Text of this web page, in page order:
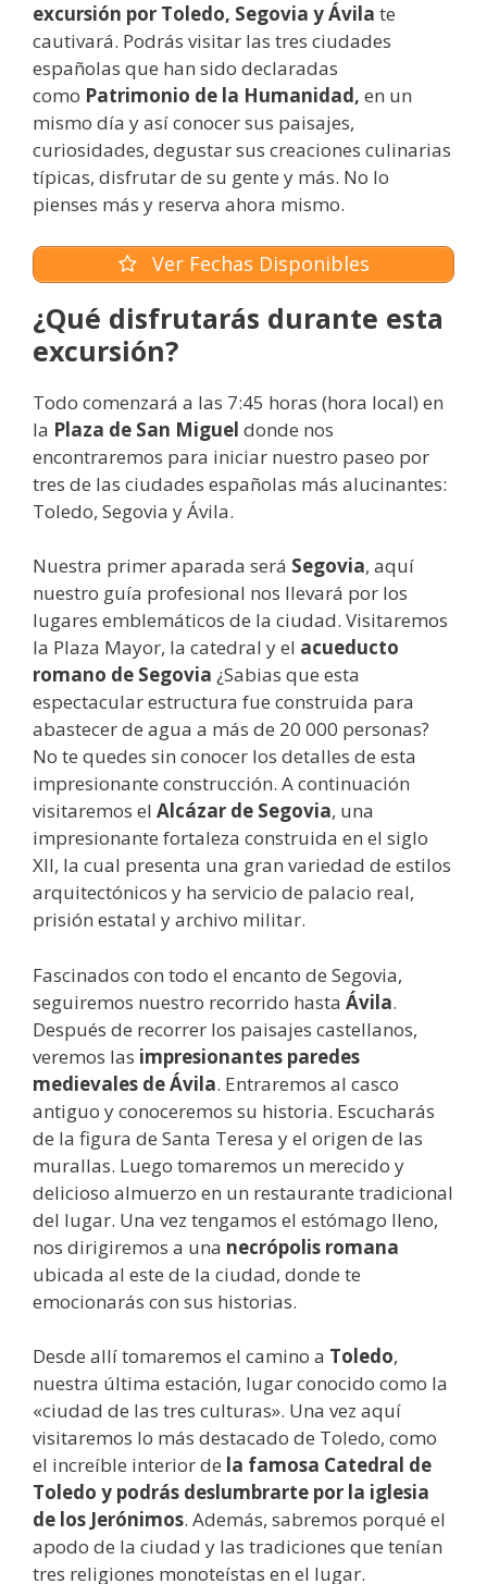
excursión por Toledo, Segovia y Ávila te
cautivará. Podrás visitar las tres ciudades
españolas que han sido declaradas
como Patrimonio de la Humanidad, en un
mismo día y así conocer sus paisajes,
curiosidades, degustar sus creaciones culinarias
típicas, disfrutar de su gente y más. No lo
pienses más y reserva ahora mismo.
Ver Fechas Disponibles
¿Qué disfrutarás durante esta
excursión?
Todo comenzará a las 7:45 horas (hora local) en
la Plaza de San Miguel donde nos
encontraremos para iniciar nuestro paseo por
tres de las ciudades españolas más alucinantes:
Toledo, Segovia y Ávila.
Nuestra primer aparada será Segovia, aquí
nuestro guía profesional nos llevará por los
lugares emblemáticos de la ciudad. Visitaremos
la Plaza Mayor, la catedral y el acueducto
romano de Segovia ¿Sabias que esta
espectacular estructura fue construida para
abastecer de agua a más de 20 000 personas?
No te quedes sin conocer los detalles de esta
impresionante construcción. A continuación
visitaremos el Alcázar de Segovia, una
impresionante fortaleza construida en el siglo
XII, la cual presenta una gran variedad de estilos
arquitectónicos y ha servicio de palacio real,
prisión estatal y archivo militar.
Fascinados con todo el encanto de Segovia,
seguiremos nuestro recorrido hasta Ávila.
Después de recorrer los paisajes castellanos,
veremos las impresionantes paredes
medievales de Ávila. Entraremos al casco
antiguo y conoceremos su historia. Escucharás
de la figura de Santa Teresa y el origen de las
murallas. Luego tomaremos un merecido y
delicioso almuerzo en un restaurante tradicional
del lugar. Una vez tengamos el estómago lleno,
nos dirigiremos a una necrópolis romana
ubicada al este de la ciudad, donde te
emocionarás con sus historias.
Desde allí tomaremos el camino a Toledo,
nuestra última estación, lugar conocido como la
«ciudad de las tres culturas». Una vez aquí
visitaremos lo más destacado de Toledo, como
el increíble interior de la famosa Catedral de
Toledo y podrás deslumbrarte por la iglesia
de los Jerónimos. Además, sabremos porqué el
apodo de la ciudad y las tradiciones que tenían
tres religiones monoteístas en el lugar.